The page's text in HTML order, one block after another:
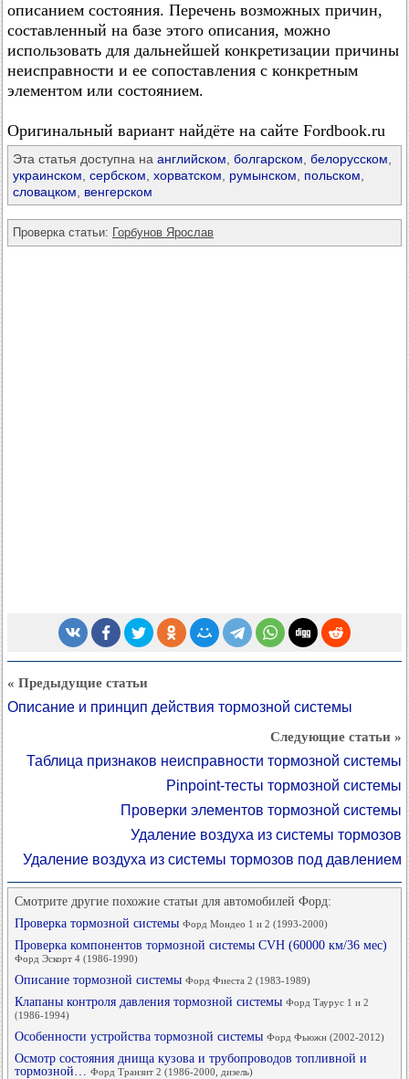
описанием состояния. Перечень возможных причин,
составленный на базе этого описания, можно
использовать для дальнейшей конкретизации причины
неисправности и ее сопоставления с конкретным
элементом или состоянием.
Оригинальный вариант найдёте на сайте Fordbook.ru
Эта статья доступна на английском болгарском белорусском
украинском сербском хорватском румынском польском
словацком
венгерском
Проверка статьи: Горбунов Ярослав
« Предыдущие статьи
Описание и принцип действия тормозной системы
Следующие статьи »
Таблица признаков неисправности тормозной системы
Pinpoint-тесты тормозной системы
Проверки элементов тормозной системы
Удаление воздуха из системы тормозов
Удаление воздуха из системы тормозов под давлением
Смотрите другие похожие статьи для автомобилей Форд:
Проверка тормозной системы Форд Мондео 1 и 2 (1993-2000)
Проверка компонентов тормозной системы CVH (60000 км/36 мес)
Форд Эскорт 4 (1986-1990)
Описание тормозной системы Форд Фиеста 2 (1983-1989)
Клапаны контроля давления тормозной системы Форд Таурус 1 и 2
(1986-1994)
Особенности устройства тормозной системы Форд Фьюжн (2002-2012)
Осмотр состояния днища кузова и трубопроводов топливной и
тормозной… Форд Транзит 2 (1986-2000, дизель)